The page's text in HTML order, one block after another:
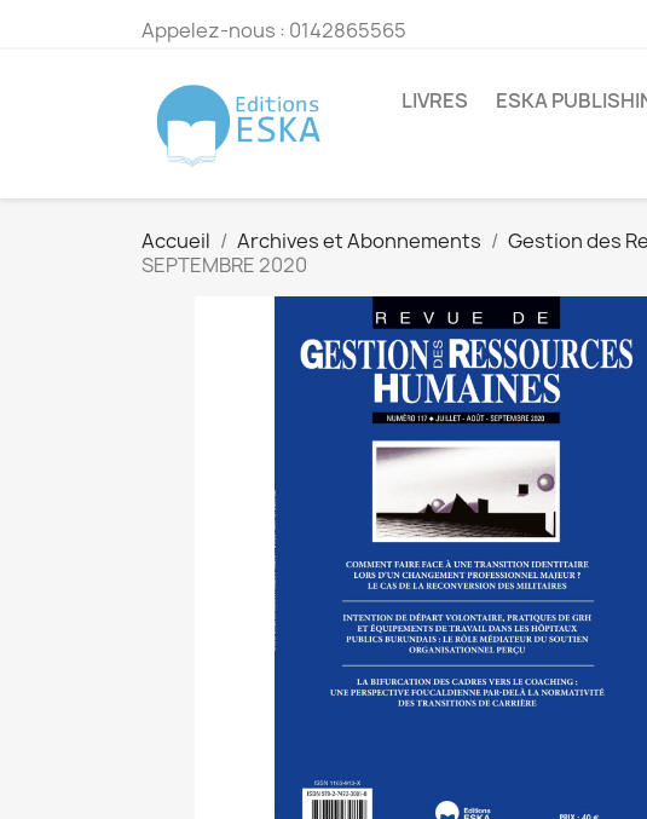
Appelez-nous : 0142865565
LIVRES ESKA
Accueil Archives et Abonnements Gestion des
SEPTEMBRE 2020